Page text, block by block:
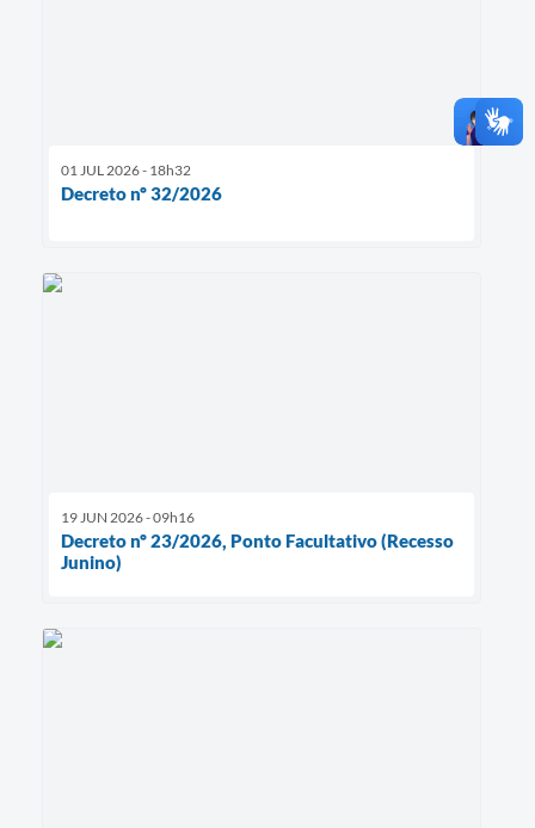
01 JUL 2026 - 18h32
Decreto nº 32/2026
19 JUN 2026 - 09h16
Decreto nº 23/2026, Ponto Facultativo (Recesso
Junino)